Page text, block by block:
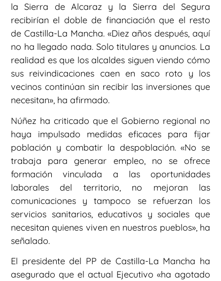
la Sierra de Alcaraz y la Sierra del Segura
recibirían el doble de financiación que el resto
de Castilla-La Mancha. «Diez años después, aquí
no ha llegado nada. Solo titulares y anuncios. La
realidad es que los alcaldes siguen viendo cómo
sus reivindicaciones caen en saco roto y los
vecinos continúan sin recibir las inversiones que
necesitan», ha afirmado.
Núñez ha criticado que el Gobierno regional no
haya impulsado medidas eficaces para fijar
población y combatir la despoblación. «No se
trabaja para generar empleo, no se ofrece
formación vinculada a las oportunidades
laborales del territorio, no mejoran las
comunicaciones y tampoco se refuerzan los
servicios sanitarios, educativos y sociales que
necesitan quienes viven en nuestros pueblos», ha
señalado.
El presidente del PP de Castilla-La Mancha ha
asegurado que el actual Ejecutivo «ha agotado